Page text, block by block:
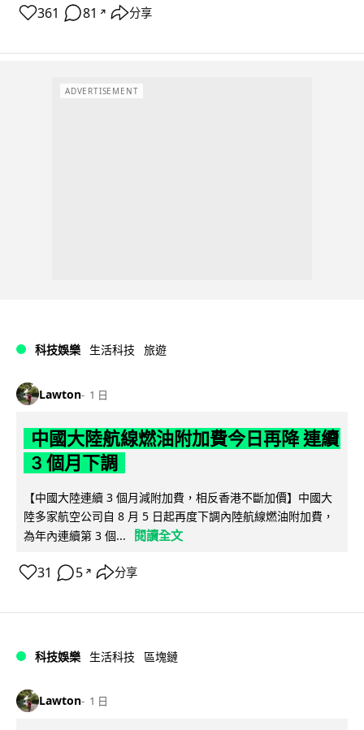
361 81 ↗ 分享
ADVERTISEMENT
科技娛樂 生活科技 旅遊
Lawton 1 日
中國大陸航線燃油附加費今日再降 連續
3 個月下調
【中國大陸連續 3 個月減附加費，相反香港不斷加價】中國大
陸多家航空公司自 8 月 5 日起再度下調內陸航線燃油附加費，
為年內連續第 3 個...
閱讀全文
31 5 ↗ 分享
科技娛樂 生活科技 區塊鏈
Lawton 1 日